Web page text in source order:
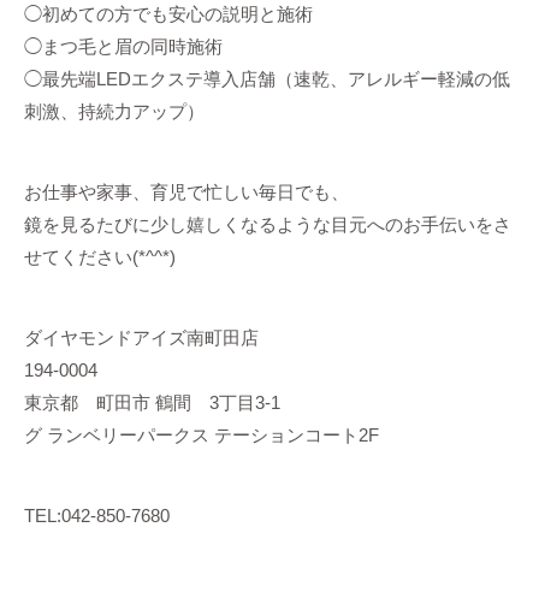
◯初めての方でも安心の説明と施術
◯まつ毛と眉の同時施術
◯最先端LEDエクステ導入店舗（速乾、アレルギー軽減の低
刺激、持続力アップ）
お仕事や家事、育児で忙しい毎日でも、
鏡を見るたびに少し嬉しくなるような目元へのお手伝いをさ
せてください(*^^*)
ダイヤモンドアイズ南町田店
194-0004
東京都 町田市 鶴間 3丁目3-1
グ ランベリーパークス テーションコート2F
TEL:042-850-7680